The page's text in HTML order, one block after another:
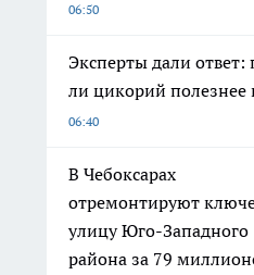
06:50
Эксперты дали ответ:
ли цикорий полезнее
06:40
В Чебоксарах
отремонтируют
улицу Юго-Западного
района за 79